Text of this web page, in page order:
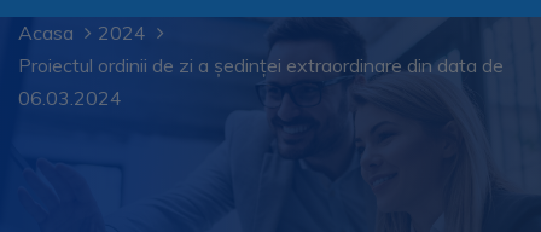
Acasa
2024
Proiectul ordinii de zi a ședinței extraordinare din data de
06.03.2024